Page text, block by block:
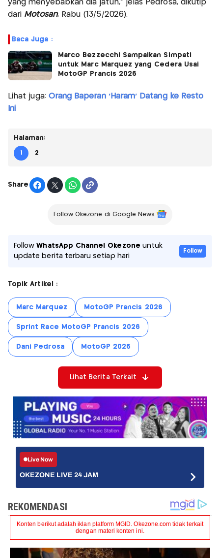
yang menyebabkan dia jatuh,” jelas Pedrosa, dikutip
dari Motosan, Rabu (13/5/2026).
Baca Juga :
Marco Bezzecchi Sampaikan Simpati
untuk Marc Marquez yang Cedera Usai
MotoGP Prancis 2026
Lihat juga: Orang Baperan 'Haram' Datang ke Resto
Ini
Halaman:
1 2
Share
Follow Okezone di Google News
FollowWhatsApp Channel Okezone untuk
update berita terbaru setiap hari
Follow
Topik Artikel :
Marc Marquez MotoGP Prancis 2026
Sprint Race MotoGP Prancis 2026
Dani Pedrosa MotoGP 2026
Lihat Berita Terkait
Live Now
OKEZONE LIVE 24 JAM